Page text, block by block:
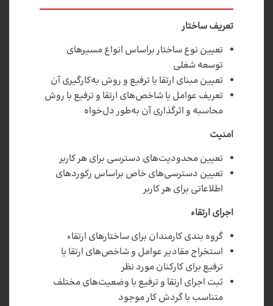
تعریف ساختار
تعیین نوع ساختار براساس انواع مسیرهای
توسعه شغلی
تعیین مبنای ارتقا یا ترفیع و روش به‌کارگیری آن
تعریف عوامل یا شاخص‌های ارتقا و ترفیع با روش
محاسبه و اثرگذاری آن به‌طور دل‌خواه
امنیت
تعیین محدودیت‌های دسترسی برای هر کاربر
تعیین دسترسی‌های خاص براساس رکوردهای
اطلاعاتی برای هر کاربر
اجرای ارتقاء
گروه بندی کارمندان برای ساختارهای ارتقاء
استخراج مقادیر عوامل و شاخص‌های ارتقا یا
ترفیع برای کارکنان مورد نظر
ثبت اجرای ارتقا و ترفیع با وضعیت‌های مختلف
متناسب با گردش کار موجود